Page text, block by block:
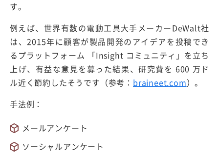
す。
例えば、世界有数の電動工具大手メーカーDeWalt社
は、2015年に顧客が製品開発のアイデアを投稿でき
るプラットフォーム 「Insight コミュニティ」を立ち
上げ、有益な意見を募った結果、研究費を 600 万ド
ル近く節約したそうです（参考： braineet.com）。
手法例：
メールアンケート
ソーシャルアンケート